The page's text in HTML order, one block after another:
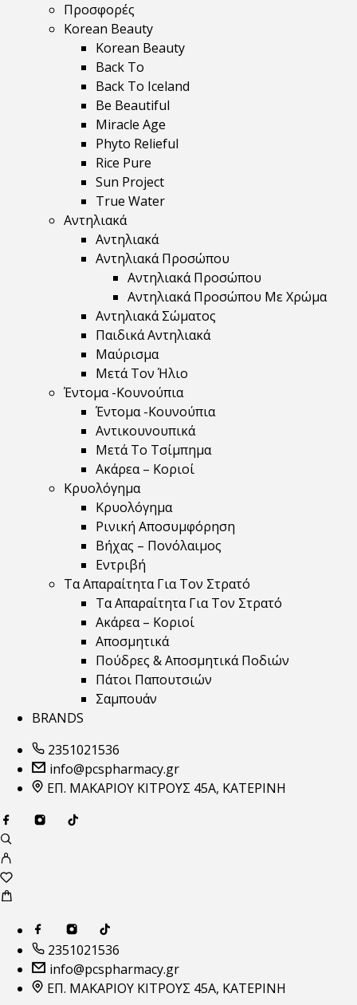
Προσφορές
Korean Beauty
Korean Beauty
Back To
Back To Iceland
Be Beautiful
Miracle Age
Phyto Relieful
Rice Pure
Sun Project
True Water
Αντηλιακά
Αντηλιακά
Αντηλιακά Προσώπου
Αντηλιακά Προσώπου
Αντηλιακά Προσώπου Με Χρώμα
Αντηλιακά Σώματος
Παιδικά Αντηλιακά
Μαύρισμα
Mετά Τον Ήλιο
Έντομα -Κουνούπια
Έντομα -Κουνούπια
Αντικουνουπικά
Μετά Το Τσίμπημα
Ακάρεα – Κοριοί
Κρυολόγημα
Κρυολόγημα
Ρινική Αποσυμφόρηση
Βήχας – Πονόλαιμος
Εντριβή
Τα Απαραίτητα Για Τον Στρατό
Τα Απαραίτητα Για Τον Στρατό
Ακάρεα – Κοριοί
Αποσμητικά
Πούδρες & Αποσμητικά Ποδιών
Πάτοι Παπουτσιών
Σαμπουάν
BRANDS
2351021536
info@pcspharmacy.gr
ΕΠ. ΜΑΚΑΡΙΟΥ ΚΙΤΡΟΥΣ 45Α, ΚΑΤΕΡΙΝΗ
2351021536
info@pcspharmacy.gr
ΕΠ. ΜΑΚΑΡΙΟΥ ΚΙΤΡΟΥΣ 45Α, ΚΑΤΕΡΙΝΗ